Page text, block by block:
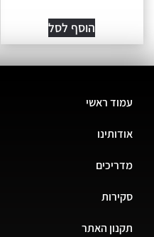
הוסף לסל
ראשי
האתר